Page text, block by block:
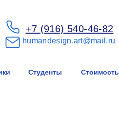
+7 (916) 540-46-82
humandesign.art@mail.ru
Студенты Стоимость